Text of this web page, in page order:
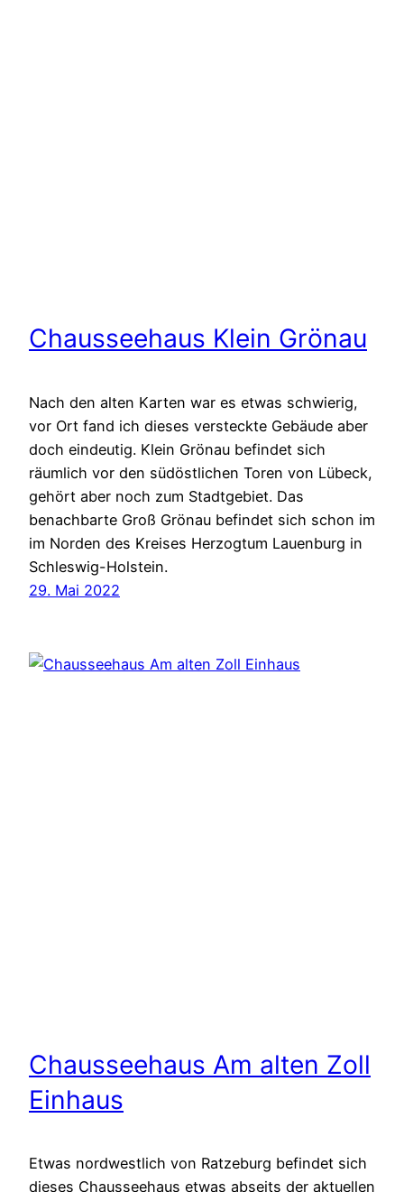
Chausseehaus Klein Grönau
Nach den alten Karten war es etwas schwierig,
vor Ort fand ich dieses versteckte Gebäude aber
doch eindeutig. Klein Grönau befindet sich
räumlich vor den südöstlichen Toren von Lübeck,
gehört aber noch zum Stadtgebiet. Das
benachbarte Groß Grönau befindet sich schon im
im Norden des Kreises Herzogtum Lauenburg in
Schleswig-Holstein.
29. Mai 2022
Chausseehaus Am alten Zoll
Einhaus
Etwas nordwestlich von Ratzeburg befindet sich
dieses Chausseehaus etwas abseits der aktuellen